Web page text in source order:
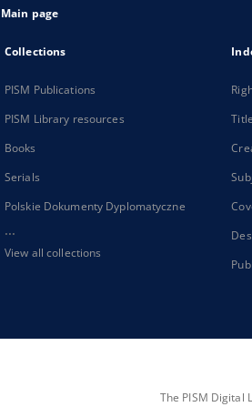
Main page
Collections
PISM Publications
PISM Library resources
Books
Serials
Polskie Dokumenty Dyplomatyczne
...
View all collections
Title
The PISM Digital